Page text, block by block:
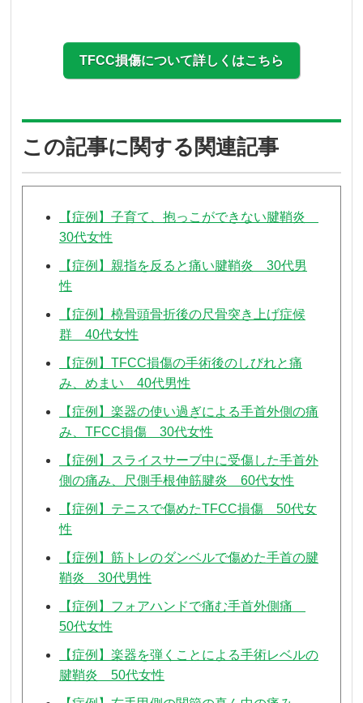
TFCC損傷について詳しくはこちら
この記事に関する関連記事
【症例】子育て、抱っこができない腱鞘炎
30代女性
【症例】親指を反ると痛い腱鞘炎 30代男
性
【症例】橈骨頭骨折後の尺骨突き上げ症候
群 40代女性
【症例】TFCC損傷の手術後のしびれと痛
み、めまい 40代男性
【症例】楽器の使い過ぎによる手首外側の痛
み、TFCC損傷 30代女性
【症例】スライスサーブ中に受傷した手首外
側の痛み、尺側手根伸筋腱炎 60代女性
【症例】テニスで傷めたTFCC損傷 50代女
性
【症例】筋トレのダンベルで傷めた手首の腱
鞘炎 30代男性
【症例】フォアハンドで痛む手首外側痛
50代女性
【症例】楽器を弾くことによる手術レベルの
腱鞘炎 50代女性